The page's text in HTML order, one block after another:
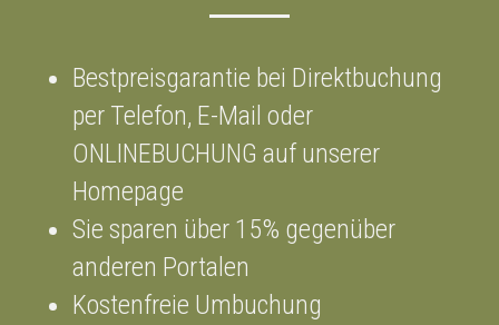
Bestpreisgarantie bei Direktbuchung
per Telefon, E-Mail oder
ONLINEBUCHUNG auf unserer
Homepage
Sie sparen über 15% gegenüber
anderen Portalen
Kostenfreie Umbuchung